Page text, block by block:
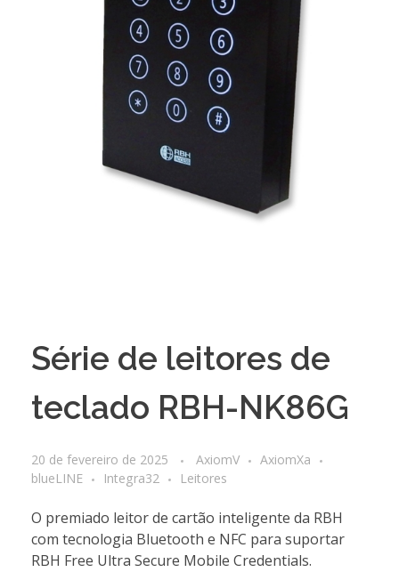
Série de leitores de
teclado RBH-NK86G
20 de fevereiro de 2025 AxiomV
AxiomXa
blueLINE
Integra32 Leitores
O premiado leitor de cartão inteligente da RBH
com tecnologia Bluetooth e NFC para suportar
RBH Free Ultra Secure Mobile Credentials.